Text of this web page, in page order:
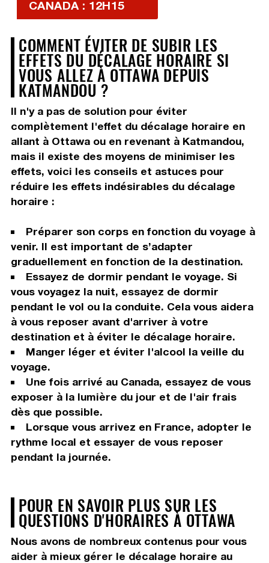
CANADA : 12H15
COMMENT ÉVITER DE SUBIR LES
EFFETS DU DÉCALAGE HORAIRE SI
VOUS ALLEZ À OTTAWA DEPUIS
KATMANDOU ?
Il n'y a pas de solution pour éviter
complètement l'effet du décalage horaire en
allant à Ottawa ou en revenant à Katmandou,
mais il existe des moyens de minimiser les
effets, voici les conseils et astuces pour
réduire les effets indésirables du décalage
horaire :
Préparer son corps en fonction du voyage à
venir. Il est important de s’adapter
graduellement en fonction de la destination.
Essayez de dormir pendant le voyage. Si
vous voyagez la nuit, essayez de dormir
pendant le vol ou la conduite. Cela vous aidera
à vous reposer avant d'arriver à votre
destination et à éviter le décalage horaire.
Manger léger et éviter l'alcool la veille du
voyage.
Une fois arrivé au Canada, essayez de vous
exposer à la lumière du jour et de l'air frais
dès que possible.
Lorsque vous arrivez en France, adopter le
rythme local et essayer de vous reposer
pendant la journée.
POUR EN SAVOIR PLUS SUR LES
QUESTIONS D'HORAIRES À OTTAWA
Nous avons de nombreux contenus pour vous
aider à mieux gérer le décalage horaire au